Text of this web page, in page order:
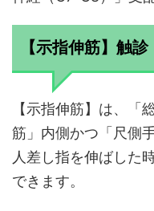
【示指伸筋】触診
【示指伸筋】は、「
筋」内側かつ「尺側
人差し指を伸ばした
できます。